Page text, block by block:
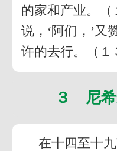
的家和产业。
说，‘阿们，’又
许的去行。（１
３ 尼希
在十四至十